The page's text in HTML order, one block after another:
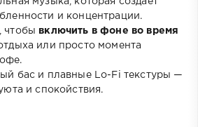
музыка, которая создаёт
и концентрации.
чтобы
включить в фоне во время
или просто момента
бас и плавные Lo-Fi текстуры —
и спокойствия.